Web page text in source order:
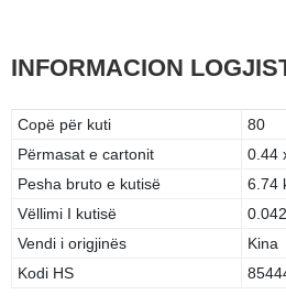
INFORMACION
Copë për kuti
80
Përmasat e cartonit
0.44
Pesha bruto e kutisë
6.74
Vëllimi I kutisë
Vendi i origjinës
Kina
Kodi HS